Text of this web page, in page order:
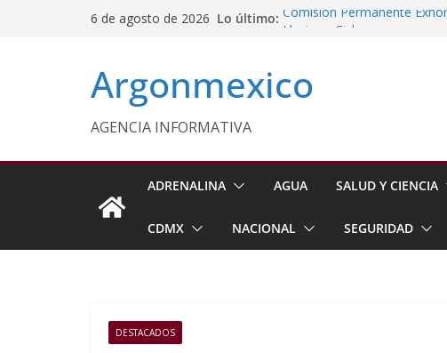
6 de agosto de 2026 Lo último: Comisión Permanente
Javier Saldaña Fortalece
Reconoce ANTAD Morelos
Siembra de 6.6 Millones de
Argonmexico
AGENCIA INFORMATIVA
ADRENALINA AGUA SALUD Y CIENCIA
CDMX NACIONAL SEGURIDAD
DESTACADOS